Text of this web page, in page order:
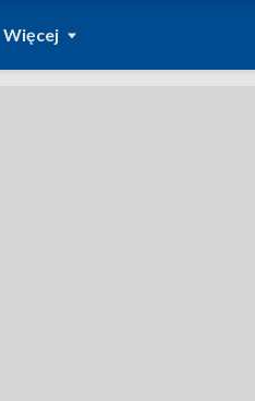
Więcej